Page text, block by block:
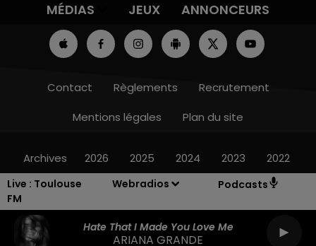
Live : Toulouse
FM
Webradios Podcasts
Hate That I Made You Love Me
ARIANA GRANDE
MÉDIAS
JEUX ANNONCEURS
Contact Règlements
Recrutement
Mentions légales
Plan du site
Archives 2026 2025 2024 2023 2022